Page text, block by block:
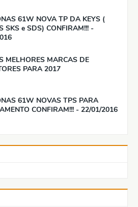
61W NOVA TP DA KEYS (
SKS e SDS) CONFIRAM!!! -
MELHORES MARCAS DE
PARA 2017
61W NOVAS TPS PARA
CONFIRAM!!! - 22/01/2016